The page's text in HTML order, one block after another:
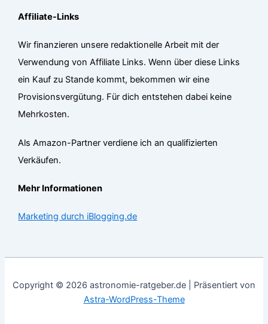
Affiliate-Links
Wir finanzieren unsere redaktionelle Arbeit mit der
Verwendung von Affiliate Links. Wenn über diese Links
ein Kauf zu Stande kommt, bekommen wir eine
Provisionsvergütung. Für dich entstehen dabei keine
Mehrkosten.
Als Amazon-Partner verdiene ich an qualifizierten
Verkäufen.
Mehr Informationen
Marketing durch iBlogging.de
Copyright © 2026 astronomie-ratgeber.de | Präsentiert von
Astra-WordPress-Theme